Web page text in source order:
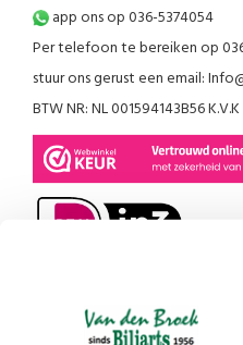
app ons op 036-5374054
Per telefoon te bereiken op
stuur ons gerust een email:
BTW NR: NL 001594143B56